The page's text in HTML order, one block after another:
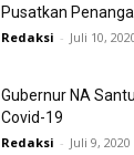
Pusatkan
Redaksi - Juli 10,
Gubernur NA
Covid-19
Redaksi - Juli 9, 2020